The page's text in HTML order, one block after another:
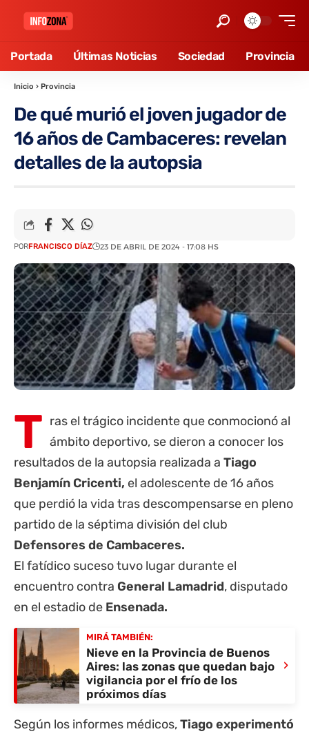
Portada Últimas Noticias Sociedad Provincia
Inicio › Provincia
De qué murió el joven jugador de
16 años de Cambaceres: revelan
detalles de la autopsia
PORFRANCISCO DÍAZ 23 DE ABRIL DE 2024 - 17:08 HS
T ras el trágico incidente que conmocionó al
ámbito deportivo, se dieron a conocer los
resultados de la autopsia realizada a Tiago
Benjamín Cricenti, el adolescente de 16 años
que perdió la vida tras descompensarse en pleno
partido de la séptima división del club
Defensores de Cambaceres.
El fatídico suceso tuvo lugar durante el
encuentro contra General Lamadrid, disputado
en el estadio de Ensenada.
MIRÁ TAMBIÉN:
Nieve en la Provincia de Buenos
Aires: las zonas que quedan bajo
vigilancia por el frío de los
próximos días
›
Según los informes médicos,Tiago experimentó